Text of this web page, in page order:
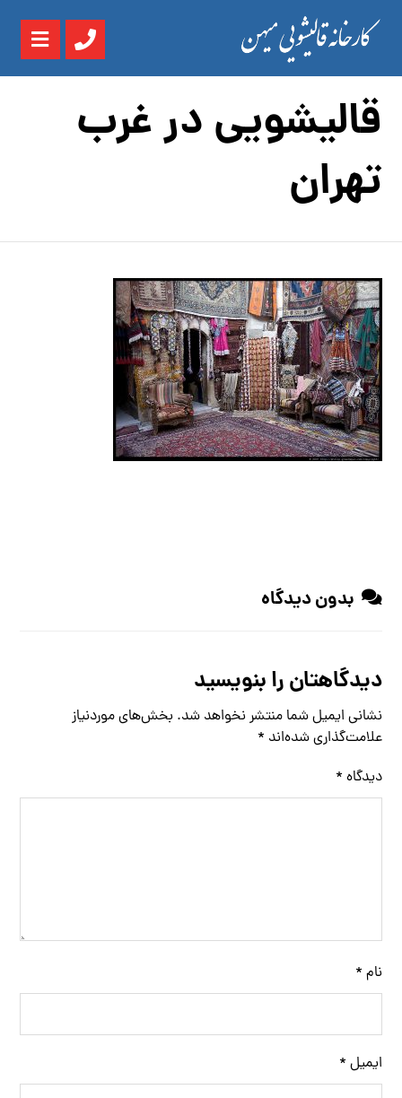
قالیشویی در غرب
تهران
بدون دیدگاه
دیدگاهتان را بنویسید
نشانی ایمیل شما منتشر نخواهد شد. بخش‌های موردنیاز
علامت‌گذاری شده‌اند *
دیدگاه *
نام *
ایمیل *